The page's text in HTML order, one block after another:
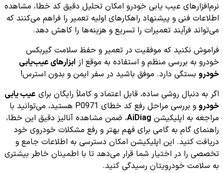
نرم‌افزارهای عیب یابی خودرو امکان تحلیل دقیق کد خطا، مشاهده
اطلاعات فنی و پیشنهاد راهکارهای اولیه تعمیر را فراهم می‌کنند که
می‌تواند فرآیند تعمیرات را تسریع و هزینه‌ها را کاهش دهد.
فراموش نکنید که موفقیت در تعمیر و حفظ سلامت گیربکس
خودرو به بررسی منظم و استفاده به موقع از ابزارهای عیب‌یابی
خودرو بستگی دارد. موفق باشید در سفر ایمن و بدون استرس!
اگر به دنبال روشی ساده، قابل اعتماد و کاملاً رایگان برای عیب یابی
خودرو
و بررسی مراحل رفع کد خطای P0971 هستید، می‌توانید با
مراجعه به اپلیکیشن AiDiag، ضمن مشاهده آنالیز دقیق این خطا،
راهنمای گام به گامی برای فهم بهتر و رفع مشکلات خودروی خود
دریافت کنید. این اپلیکیشن امکان دسترسی به اطلاعات جامع و
تخصصی را در اختیار شما قرار می‌دهد تا با اطمینان خاطر بیشتری
به سلامت خودرویتان رسیدگی کنید.